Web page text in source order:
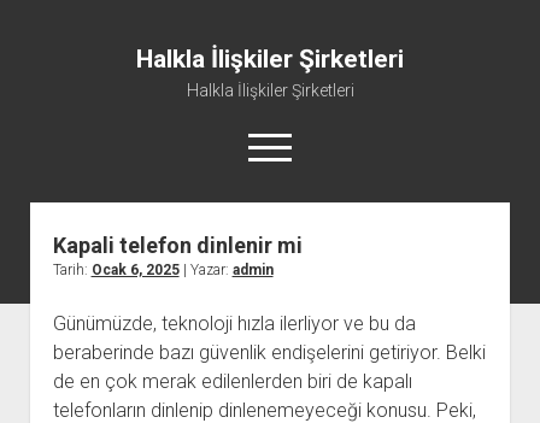
Halkla İlişkiler Şirketleri
Halkla İlişkiler Şirketleri
menüyü
aç
Kapali telefon dinlenir mi
Tarih: Ocak 6, 2025| Yazar: admin
Günümüzde, teknoloji hızla ilerliyor ve bu da
beraberinde bazı güvenlik endişelerini getiriyor. Belki
de en çok merak edilenlerden biri de kapalı
telefonların dinlenip dinlenemeyeceği konusu. Peki,